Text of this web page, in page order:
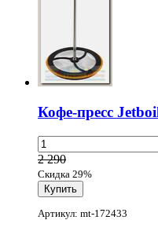
Кофе-пресс
2 290
Скидка 29%
Артикул: mt-172433